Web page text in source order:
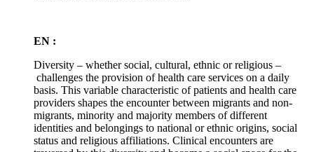
EN :
Diversity – whether social, cultural, ethnic or religious –
challenges the provision of health care services on a daily
basis. This variable characteristic of patients and health care
providers shapes the encounter between migrants and non-
migrants, minority and majority members of different
identities and belongings to national or ethnic origins, social
status and religious affiliations. Clinical encounters are